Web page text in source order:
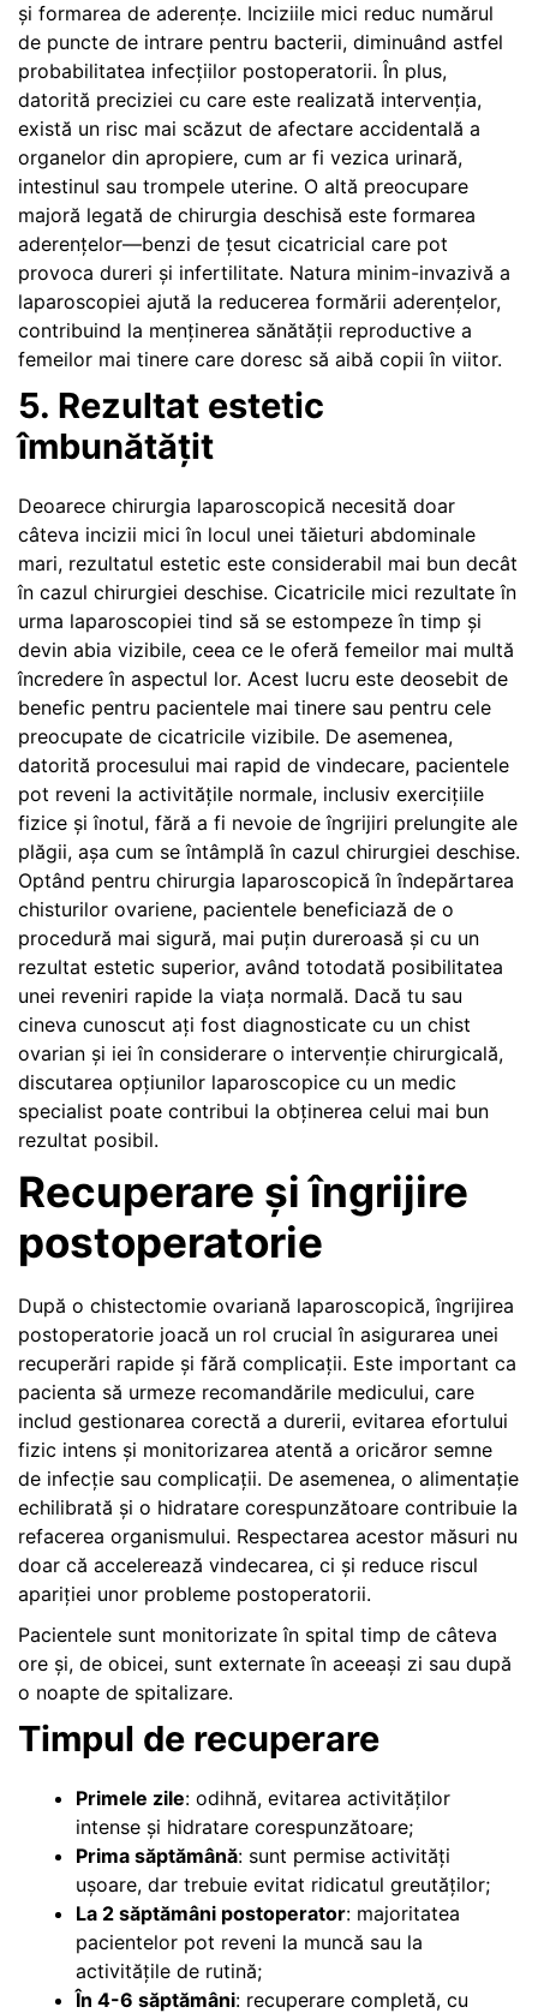
și formarea de aderențe. Inciziile mici reduc numărul
de puncte de intrare pentru bacterii, diminuând astfel
probabilitatea infecțiilor postoperatorii. În plus,
datorită preciziei cu care este realizată intervenția,
există un risc mai scăzut de afectare accidentală a
organelor din apropiere, cum ar fi vezica urinară,
intestinul sau trompele uterine. O altă preocupare
majoră legată de chirurgia deschisă este formarea
aderențelor—benzi de țesut cicatricial care pot
provoca dureri și infertilitate. Natura minim-invazivă a
laparoscopiei ajută la reducerea formării aderențelor,
contribuind la menținerea sănătății reproductive a
femeilor mai tinere care doresc să aibă copii în viitor.
5. Rezultat estetic
îmbunătățit
Deoarece chirurgia laparoscopică necesită doar
câteva incizii mici în locul unei tăieturi abdominale
mari, rezultatul estetic este considerabil mai bun decât
în cazul chirurgiei deschise. Cicatricile mici rezultate în
urma laparoscopiei tind să se estompeze în timp și
devin abia vizibile, ceea ce le oferă femeilor mai multă
încredere în aspectul lor. Acest lucru este deosebit de
benefic pentru pacientele mai tinere sau pentru cele
preocupate de cicatricile vizibile. De asemenea,
datorită procesului mai rapid de vindecare, pacientele
pot reveni la activitățile normale, inclusiv exercițiile
fizice și înotul, fără a fi nevoie de îngrijiri prelungite ale
plăgii, așa cum se întâmplă în cazul chirurgiei deschise.
Optând pentru chirurgia laparoscopică în îndepărtarea
chisturilor ovariene, pacientele beneficiază de o
procedură mai sigură, mai puțin dureroasă și cu un
rezultat estetic superior, având totodată posibilitatea
unei reveniri rapide la viața normală. Dacă tu sau
cineva cunoscut ați fost diagnosticate cu un chist
ovarian și iei în considerare o intervenție chirurgicală,
discutarea opțiunilor laparoscopice cu un medic
specialist poate contribui la obținerea celui mai bun
rezultat posibil.
Recuperare și îngrijire
postoperatorie
După o chistectomie ovariană laparoscopică, îngrijirea
postoperatorie joacă un rol crucial în asigurarea unei
recuperări rapide și fără complicații. Este important ca
pacienta să urmeze recomandările medicului, care
includ gestionarea corectă a durerii, evitarea efortului
fizic intens și monitorizarea atentă a oricăror semne
de infecție sau complicații. De asemenea, o alimentație
echilibrată și o hidratare corespunzătoare contribuie la
refacerea organismului. Respectarea acestor măsuri nu
doar că accelerează vindecarea, ci și reduce riscul
apariției unor probleme postoperatorii.
Pacientele sunt monitorizate în spital timp de câteva
ore și, de obicei, sunt externate în aceeași zi sau după
o noapte de spitalizare.
Timpul de recuperare
Primele zile: odihnă, evitarea activităților
intense și hidratare corespunzătoare;
Prima săptămână: sunt permise activități
ușoare, dar trebuie evitat ridicatul greutăților;
La 2 săptămâni postoperator: majoritatea
pacientelor pot reveni la muncă sau la
activitățile de rutină;
În 4-6 săptămâni: recuperare completă, cu